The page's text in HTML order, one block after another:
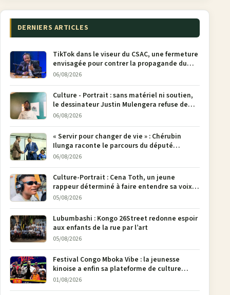
DERNIERS ARTICLES
TikTok dans le viseur du CSAC, une fermeture
envisagée pour contrer la propagande du
M23
06/08/2026
Culture - Portrait : sans matériel ni soutien,
le dessinateur Justin Mulengera refuse de
poser son crayon
06/08/2026
« Servir pour changer de vie » : Chérubin
Ilunga raconte le parcours du député
national Jethro Muyombi Tshimbu en 137
06/08/2026
Culture-Portrait : Cena Toth, un jeune
rappeur déterminé à faire entendre sa voix à
Bunia
05/08/2026
Lubumbashi : Kongo 26Street redonne espoir
aux enfants de la rue par l’art
05/08/2026
Festival Congo Mboka Vibe : la jeunesse
kinoise a enfin sa plateforme de culture
urbaine
01/08/2026